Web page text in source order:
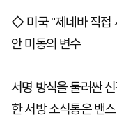
◇ 미국 "제네바 직접
안 미동의 변수
서명 방식을 둘러싼
한 서방 소식통은 밴